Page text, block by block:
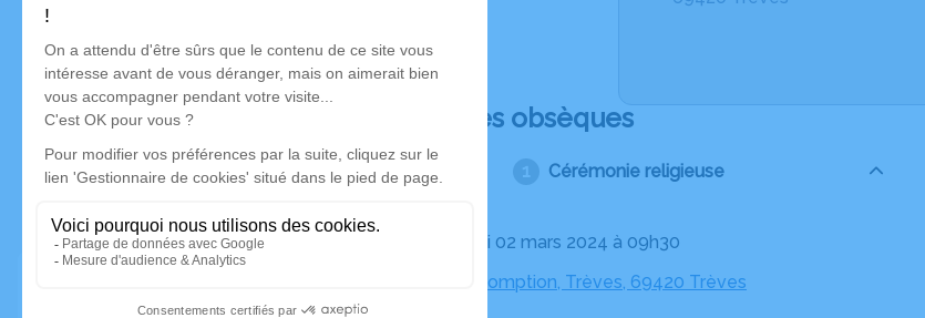
Déroulé des obsèques
Cérémonie religieuse
Le samedi 02 mars 2024 à 09h30
Église Assomption, Trèves, 69420 Trèves